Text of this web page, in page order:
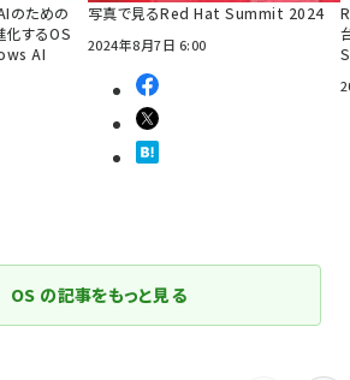
のための
化するOS
AI
写真で見るRed Hat Summit 2024
2024年8月7日 6:00
OS の記事をもっと見る